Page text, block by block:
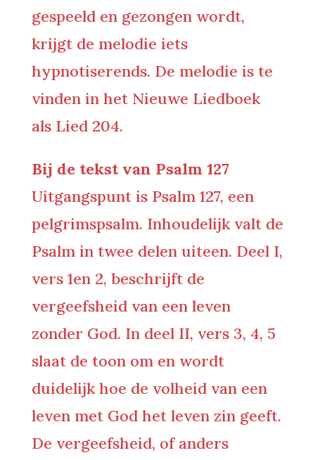
gespeeld en gezongen wordt,
krijgt de melodie iets
hypnotiserends. De melodie is te
vinden in het Nieuwe Liedboek
als Lied 204.
Bij de tekst van Psalm 127
Uitgangspunt is Psalm 127, een
pelgrimspsalm. Inhoudelijk valt de
Psalm in twee delen uiteen. Deel I,
vers 1en 2, beschrijft de
vergeefsheid van een leven
zonder God. In deel II, vers 3, 4, 5
slaat de toon om en wordt
duidelijk hoe de volheid van een
leven met God het leven zin geeft.
De vergeefsheid, of anders